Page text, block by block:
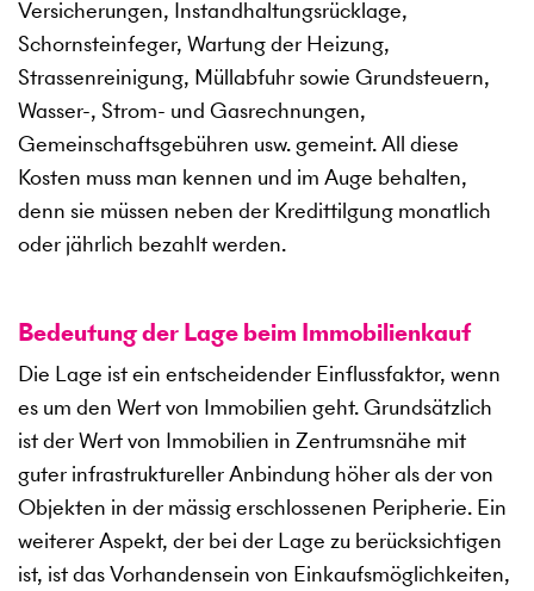
Versicherungen, Instandhaltungsrücklage,
Schornsteinfeger, Wartung der Heizung,
Strassenreinigung, Müllabfuhr sowie Grundsteuern,
Wasser-, Strom- und Gasrechnungen,
Gemeinschaftsgebühren usw. gemeint. All diese
Kosten muss man kennen und im Auge behalten,
denn sie müssen neben der Kredittilgung monatlich
oder jährlich bezahlt werden.
Bedeutung der Lage beim Immobilienkauf
Die Lage ist ein entscheidender Einflussfaktor, wenn
es um den Wert von Immobilien geht. Grundsätzlich
ist der Wert von Immobilien in Zentrumsnähe mit
guter infrastruktureller Anbindung höher als der von
Objekten in der mässig erschlossenen Peripherie. Ein
weiterer Aspekt, der bei der Lage zu berücksichtigen
ist, ist das Vorhandensein von Einkaufsmöglichkeiten,